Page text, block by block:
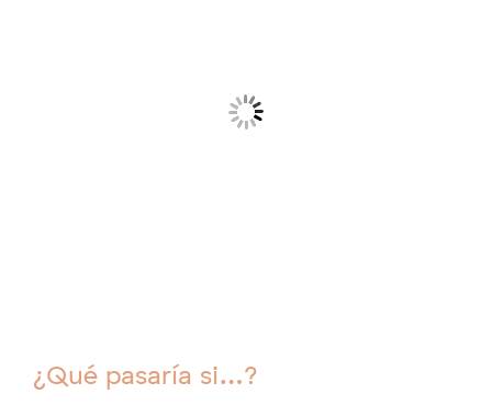
¿Qué pasaría si…?